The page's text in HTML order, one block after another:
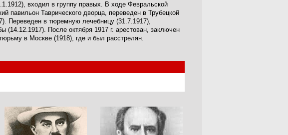
входил в группу правых. В ходе Февральской
павильон Таврического дворца, переведен в Трубецкой
Переведен в тюремную лечебницу (31.7.1917),
После октября 1917 г. арестован, заключен
в Москве (1918), где и был расстрелян.